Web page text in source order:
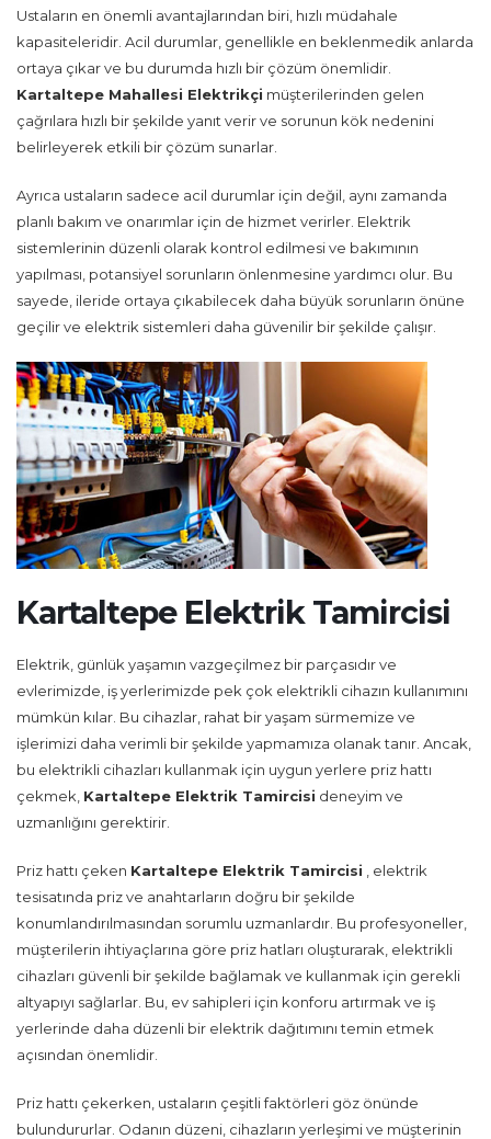
Ustaların en önemli avantajlarından biri, hızlı müdahale
kapasiteleridir. Acil durumlar, genellikle en beklenmedik anlarda
ortaya çıkar ve bu durumda hızlı bir çözüm önemlidir.
Kartaltepe Mahallesi Elektrikçi müşterilerinden gelen
çağrılara hızlı bir şekilde yanıt verir ve sorunun kök nedenini
belirleyerek etkili bir çözüm sunarlar.
Ayrıca ustaların sadece acil durumlar için değil, aynı zamanda
planlı bakım ve onarımlar için de hizmet verirler. Elektrik
sistemlerinin düzenli olarak kontrol edilmesi ve bakımının
yapılması, potansiyel sorunların önlenmesine yardımcı olur. Bu
sayede, ileride ortaya çıkabilecek daha büyük sorunların önüne
geçilir ve elektrik sistemleri daha güvenilir bir şekilde çalışır.
Kartaltepe Elektrik Tamircisi
Elektrik, günlük yaşamın vazgeçilmez bir parçasıdır ve
evlerimizde, iş yerlerimizde pek çok elektrikli cihazın kullanımını
mümkün kılar. Bu cihazlar, rahat bir yaşam sürmemize ve
işlerimizi daha verimli bir şekilde yapmamıza olanak tanır. Ancak,
bu elektrikli cihazları kullanmak için uygun yerlere priz hattı
çekmek, Kartaltepe Elektrik Tamircisi deneyim ve
uzmanlığını gerektirir.
Priz hattı çeken Kartaltepe Elektrik Tamircisi , elektrik
tesisatında priz ve anahtarların doğru bir şekilde
konumlandırılmasından sorumlu uzmanlardır. Bu profesyoneller,
müşterilerin ihtiyaçlarına göre priz hatları oluşturarak, elektrikli
cihazları güvenli bir şekilde bağlamak ve kullanmak için gerekli
altyapıyı sağlarlar. Bu, ev sahipleri için konforu artırmak ve iş
yerlerinde daha düzenli bir elektrik dağıtımını temin etmek
açısından önemlidir.
Priz hattı çekerken, ustaların çeşitli faktörleri göz önünde
bulundururlar. Odanın düzeni, cihazların yerleşimi ve müşterinin